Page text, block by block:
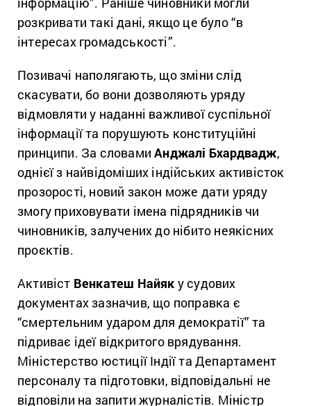
розкривати такі дані, якщо це було “в
інтересах громадськості”.
Позивачі наполягають, що зміни слід
скасувати, бо вони дозволяють уряду
відмовляти у наданні важливої суспільної
інформації та порушують конституційні
принципи. За словамиАнджалі Бхардвадж,
однієї з найвідоміших індійських активісток
прозорості, новий закон може дати уряду
змогу приховувати імена підрядників чи
чиновників, залучених до нібито неякісних
проєктів.
Активіст Венкатеш Найяк у судових
документах зазначив, що поправка є
“смертельним ударом для демократії” та
підриває ідеї відкритого врядування.
Міністерство юстиції Індії та Департамент
персоналу та підготовки, відповідальні не
відповіли на запити журналістів. Міністр